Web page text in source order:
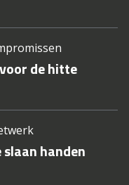
de hitte
slaan handen